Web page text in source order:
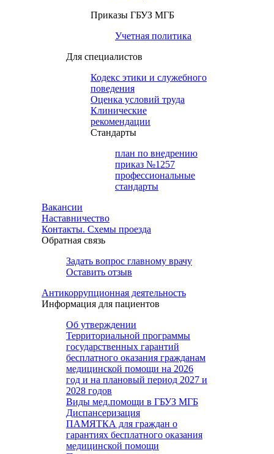
Приказы ГБУЗ МГБ
Учетная политика
Для специалистов
Кодекс этики и служебного
поведения
Оценка условий труда
Клинические
рекомендации
Cтандарты
план по внедрению
приказ №1257
профессиональные
стандарты
Вакансии
Наставничество
Контакты. Схемы проезда
Обратная связь
Задать вопрос главному врачу
Оставить отзыв
Антикоррупционная деятельность
Информация для пациентов
Об утверждении
Территориальной программы
государственных гарантий
бесплатного оказания гражданам
медицинской помощи на 2026
год и на плановый период 2027 и
2028 годов
Виды мед.помощи в ГБУЗ МГБ
Диспансеризация
ПАМЯТКА для граждан о
гарантиях бесплатного оказания
медицинской помощи